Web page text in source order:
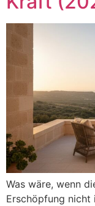
Was wäre, wenn
Erschöpfung nicht